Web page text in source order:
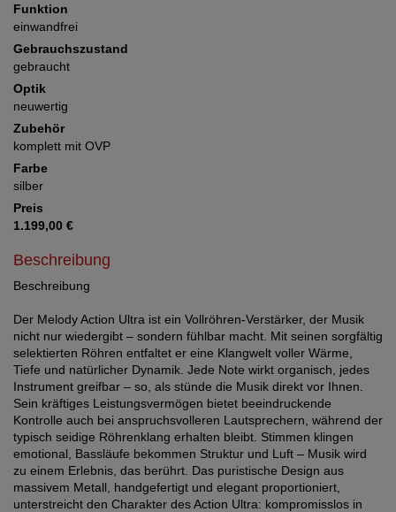
Funktion
einwandfrei
Gebrauchszustand
gebraucht
Optik
neuwertig
Zubehör
komplett mit OVP
Farbe
silber
Preis
1.199,00 €
Beschreibung
Beschreibung
Der Melody Action Ultra ist ein Vollröhren-Verstärker, der Musik
nicht nur wiedergibt – sondern fühlbar macht. Mit seinen sorgfältig
selektierten Röhren entfaltet er eine Klangwelt voller Wärme,
Tiefe und natürlicher Dynamik. Jede Note wirkt organisch, jedes
Instrument greifbar – so, als stünde die Musik direkt vor Ihnen.
Sein kräftiges Leistungsvermögen bietet beeindruckende
Kontrolle auch bei anspruchsvolleren Lautsprechern, während der
typisch seidige Röhrenklang erhalten bleibt. Stimmen klingen
emotional, Bassläufe bekommen Struktur und Luft – Musik wird
zu einem Erlebnis, das berührt. Das puristische Design aus
massivem Metall, handgefertigt und elegant proportioniert,
unterstreicht den Charakter des Action Ultra: kompromisslos in